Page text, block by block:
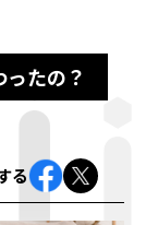
たの？
る